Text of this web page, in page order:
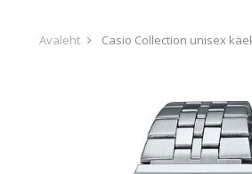
Avaleht Casio Collection unisex